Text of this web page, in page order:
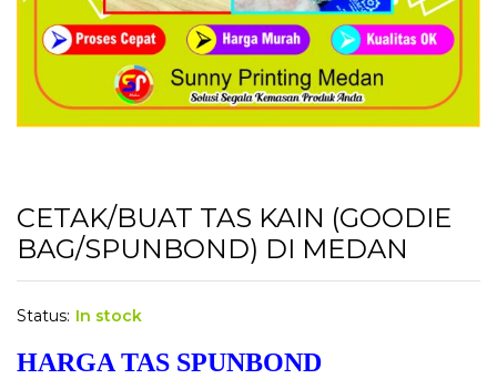
CETAK/BUAT TAS KAIN (GOODIE
BAG/SPUNBOND) DI MEDAN
Status: In stock
HARGA TAS SPUNBOND